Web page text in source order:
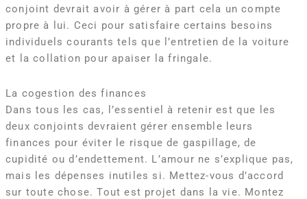
conjoint devrait avoir à gérer à part cela un compte
propre à lui. Ceci pour satisfaire certains besoins
individuels courants tels que l’entretien de la voiture
et la collation pour apaiser la fringale.
La cogestion des finances
Dans tous les cas, l’essentiel à retenir est que les
deux conjoints devraient gérer ensemble leurs
finances pour éviter le risque de gaspillage, de
cupidité ou d’endettement. L’amour ne s’explique pas,
mais les dépenses inutiles si. Mettez-vous d’accord
sur toute chose. Tout est projet dans la vie. Montez